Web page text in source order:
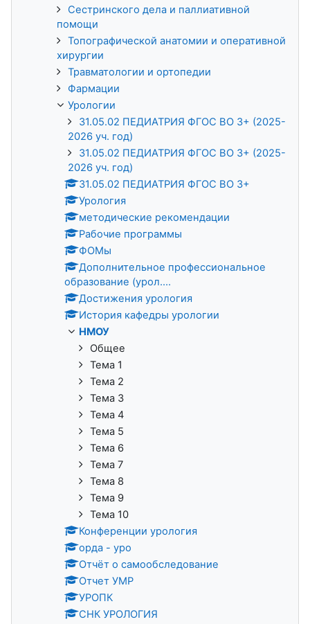
Сестринского дела и паллиативной
помощи
Топографической анатомии и оперативной
хирургии
Травматологии и ортопедии
Фармации
Урологии
31.05.02 ПЕДИАТРИЯ ФГОС ВО 3+ (2025-
2026 уч. год)
31.05.02 ПЕДИАТРИЯ ФГОС ВО 3+ (2025-
2026 уч. год)
31.05.02 ПЕДИАТРИЯ ФГОС ВО 3+
Урология
методические рекомендации
Рабочие программы
ФОМы
Дополнительное профессиональное
образование (урол....
Достижения урология
История кафедры урологии
НМОУ
Общее
Тема 1
Тема 2
Тема 3
Тема 4
Тема 5
Тема 6
Тема 7
Тема 8
Тема 9
Тема 10
Конференции урология
орда - уро
Отчёт о самообследование
Отчет УМР
УРОПК
СНК УРОЛОГИЯ